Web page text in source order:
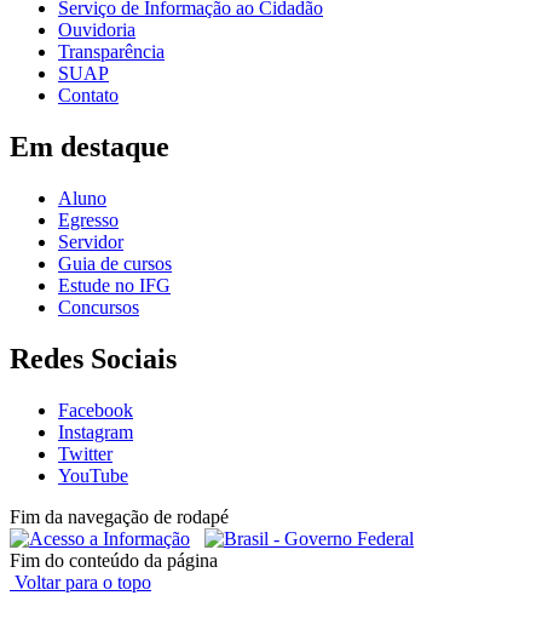
Serviço de Informação ao Cidadão
Ouvidoria
Transparência
SUAP
Contato
Em destaque
Aluno
Egresso
Servidor
Guia de cursos
Estude no IFG
Concursos
Redes Sociais
Facebook
Instagram
Twitter
YouTube
Fim da navegação de rodapé
Fim do conteúdo da página
Voltar para o topo